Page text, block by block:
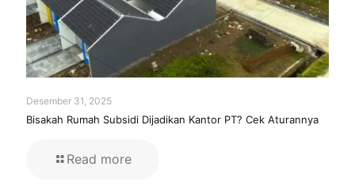
Desember 31, 2025
Bisakah Rumah Subsidi Dijadikan Kantor PT? Cek Aturannya
Read more